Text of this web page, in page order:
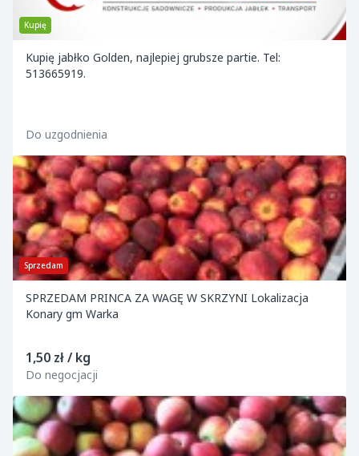
Kupię
Kupię jabłko Golden, najlepiej grubsze partie. Tel:
513665919.
Do uzgodnienia
Sprzedam
SPRZEDAM PRINCA ZA WAGĘ W SKRZYNI Lokalizacja
Konary gm Warka
1,50 zł / kg
Do negocjacji